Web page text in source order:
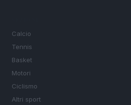
Calcio
Tennis
Basket
Motori
Ciclismo
Altri sport